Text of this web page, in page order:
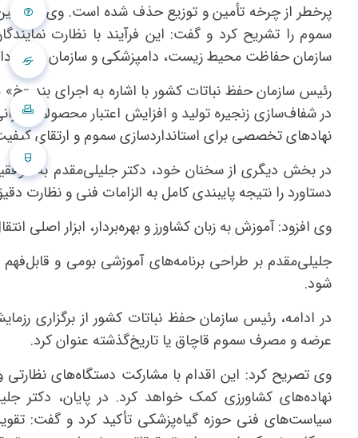
پرخطر از چرخه تأمین و توزیع حذف شده است. وی
سموم را تشریح کرد و گفت: این فرآیند با نظارت
سازمان حفاظت محیط زیست، دامپزشکی و سازمان غذا و
در شفاف‌سازی زنجیره تولید و افزایش اعتبار محصولات
نهادهای تخصصی برای استانداردسازی سموم و ارتقای
در بخش دیگری از سخنان خود، دکتر جلیلی‌مقدم به
دستاورد را نتیجه پایبندی کامل به الزامات فنی و نظارت
وی افزود: آموزش به زبان کشاورز و بهره‌بردار، ابزار اصلی
جلیلی‌مقدم بر طراحی برنامه‌های آموزشی بومی و
شود.
در ادامه، رئیس سازمان حفظ نباتات کشور از برگزاری
عرضه و مصرف سموم قاچاق یا تاریخ‌گذشته عنوان کرد.
وی تصریح کرد: این اقدام با مشارکت دستگاه‌های
نهاده‌های کشاورزی کمک خواهد کرد. در پایان، دکتر
سیاست‌های فنی حوزه گیاه‌پزشکی تأکید کرد و گفت: